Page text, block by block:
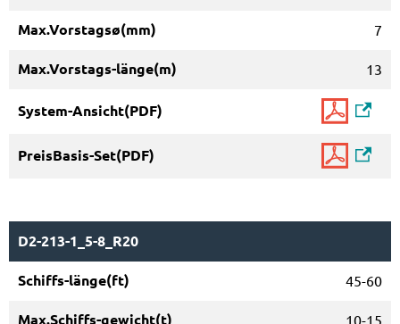
7
13
D2-213-1_5-8_R20
45-60
10-15